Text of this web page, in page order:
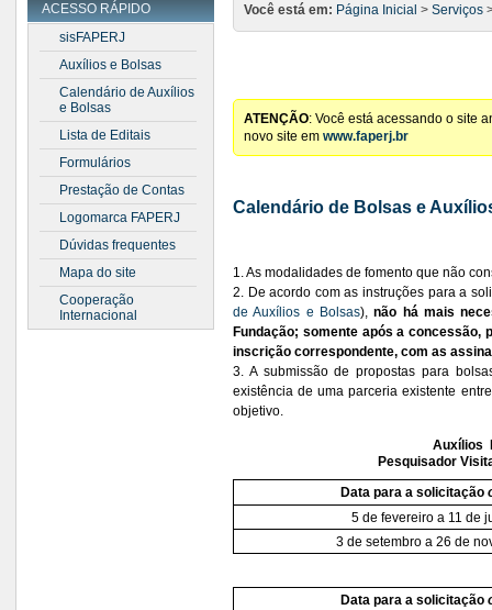
ACESSO RÁPIDO
sisFAPERJ
Auxílios e Bolsas
Calendário de Auxílios
e Bolsas
Lista de Editais
Formulários
Prestação de Contas
Logomarca FAPERJ
Dúvidas frequentes
Mapa do site
Cooperação
Internacional
Você está em: Página Inicial > Serviços
ATENÇÃO: Você está acessando o site
novo site em www.faperj.br
Calendário de Bolsas e Auxílios
1. As modalidades de fomento que não
2. De acordo com as instruções para a
de Auxílios e Bolsas),não há mais
Fundação; somente após a concessão,
inscrição correspondente, com as
3. A submissão de propostas para
existência de uma parceria existente
objetivo.
Auxílios
Pesquisador
Data para a solicitação
5 de fevereiro a 11 de
3 de setembro a 26 de
Data para a solicitação